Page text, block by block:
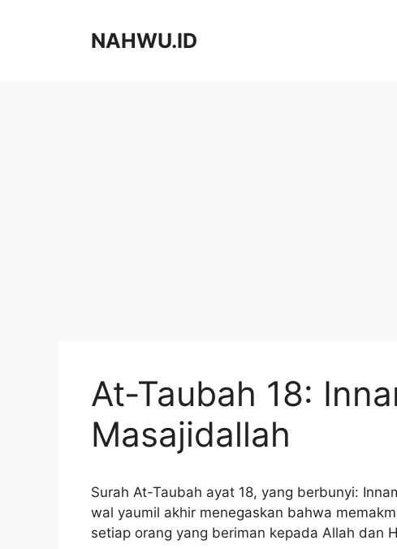
NAHWU.ID
At-Taubah 18:
Masajidallah
Surah At-Taubah ayat 18, yang berbunyi:
wal yaumil akhir menegaskan bahwa
setiap orang yang beriman kepada Allah dan